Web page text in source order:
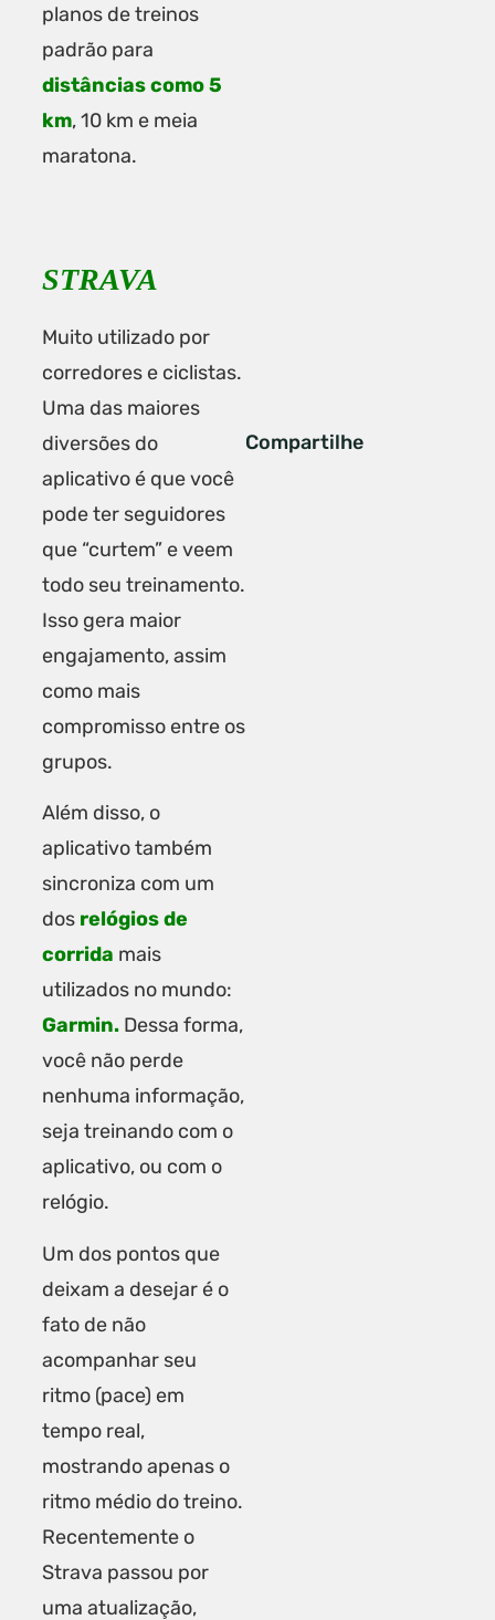
planos de treinos
padrão para
distâncias como 5
km, 10 km e meia
maratona.
STRAVA
Muito utilizado por
corredores e ciclistas.
Uma das maiores
diversões do
aplicativo é que você
pode ter seguidores
que “curtem” e veem
todo seu treinamento.
Isso gera maior
engajamento, assim
como mais
compromisso entre os
grupos.
Além disso, o
aplicativo também
sincroniza com um
dos relógios de
corrida mais
utilizados no mundo:
Garmin.Dessa forma,
você não perde
nenhuma informação,
seja treinando com o
aplicativo, ou com o
relógio.
Um dos pontos que
deixam a desejar é o
fato de não
acompanhar seu
ritmo (pace) em
tempo real,
mostrando apenas o
ritmo médio do treino.
Recentemente o
Strava passou por
uma atualização,
Compartilhe